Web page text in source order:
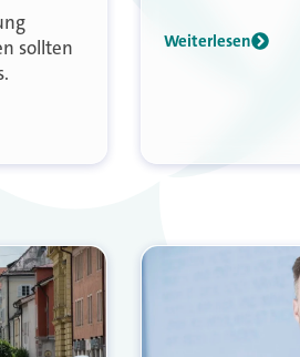
sollten
Weiterlesen